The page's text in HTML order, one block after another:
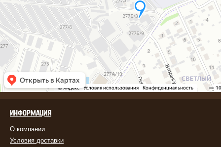
ИНФОРМАЦИЯ
О компании
Условия доставки